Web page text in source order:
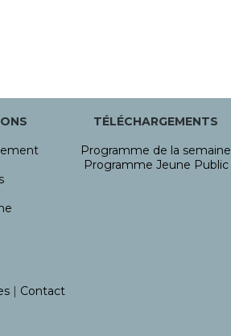
TÉLÉCHARGEMENTS
Programme de la semaine
Programme Jeune Public
| Contact